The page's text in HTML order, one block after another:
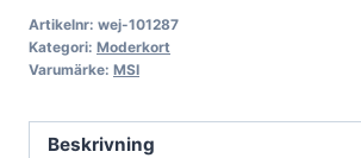
Artikelnr: wej-101287
Kategori: Moderkort
Varumärke: MSI
Beskrivning